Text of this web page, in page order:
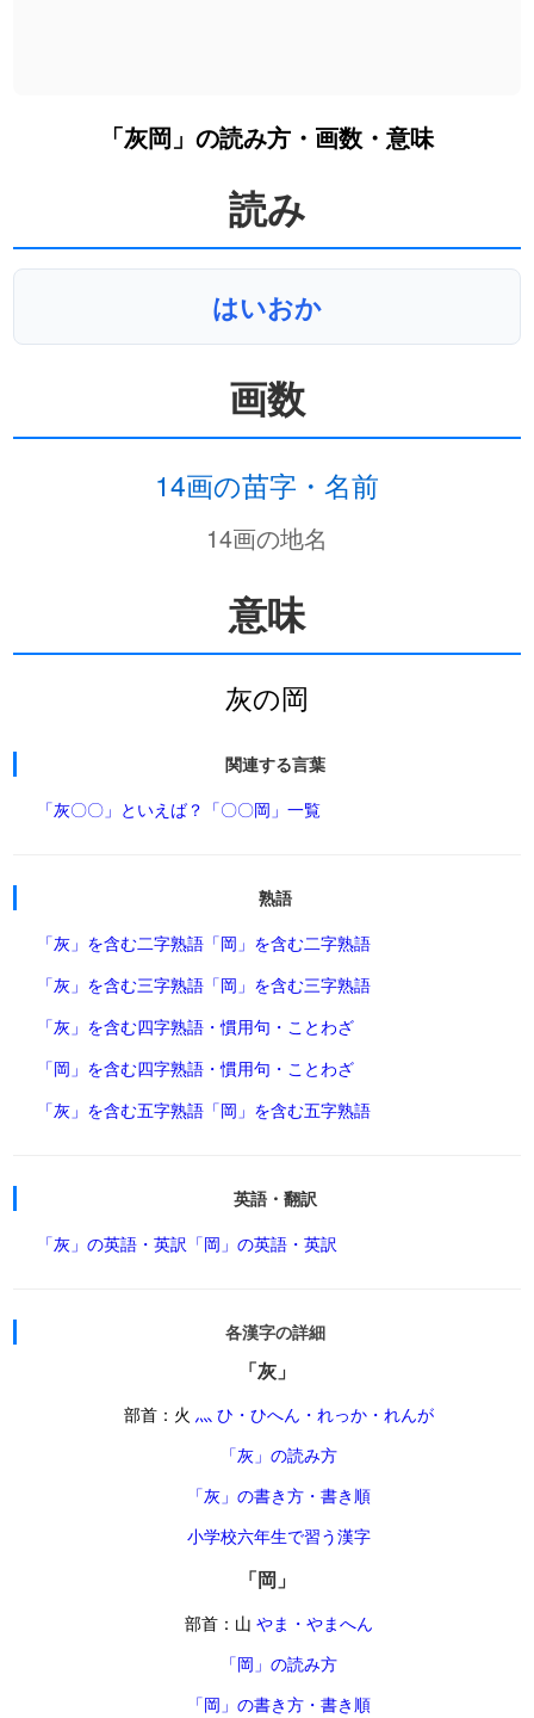
「灰岡」の読み方・画数・意味
読み
はいおか
画数
14画の苗字・名前
14画の地名
意味
灰の岡
関連する言葉
「灰〇〇」といえば？ 「〇〇岡」一覧
熟語
「灰」を含む二字熟語 「岡」を含む二字熟語
「灰」を含む三字熟語 「岡」を含む三字熟語
「灰」を含む四字熟語・慣用句・ことわざ
「岡」を含む四字熟語・慣用句・ことわざ
「灰」を含む五字熟語 「岡」を含む五字熟語
英語・翻訳
「灰」の英語・英訳 「岡」の英語・英訳
各漢字の詳細
「灰」
部首：火 灬 ひ・ひへん・れっか・れんが
「灰」の読み方
「灰」の書き方・書き順
小学校六年生で習う漢字
「岡」
部首：山 やま・やまへん
「岡」の読み方
「岡」の書き方・書き順